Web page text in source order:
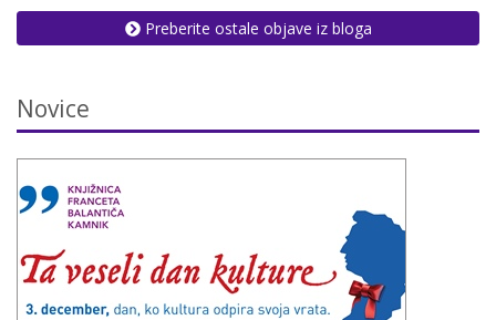
Preberite ostale objave iz bloga
Novice